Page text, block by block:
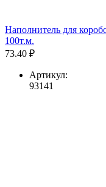
Наполнитель для
100т.м.
73.40 ₽
Артикул:
93141